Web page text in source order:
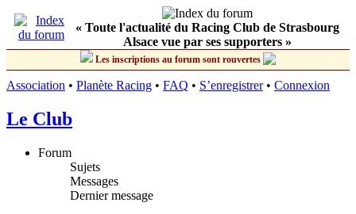
« Toute l'actualité du Racing Club de Strasbourg
Alsace vue par ses supporters »
Les inscriptions au forum sont rouvertes
Association • Planète Racing • FAQ • S’enregistrer• Connexion
Le Club
Forum
Sujets
Messages
Dernier message